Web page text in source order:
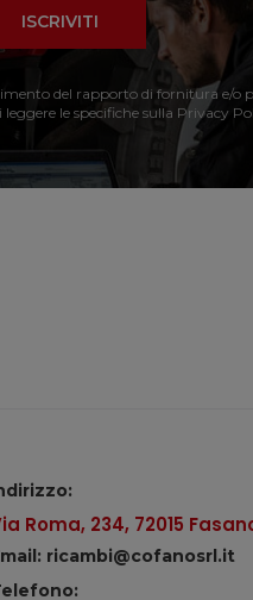
ISCRIVITI
del rapporto di fornitura e/o
le specifiche sulla Privacy
Roma, 234, 72015
ricambi@cofanosrl.it